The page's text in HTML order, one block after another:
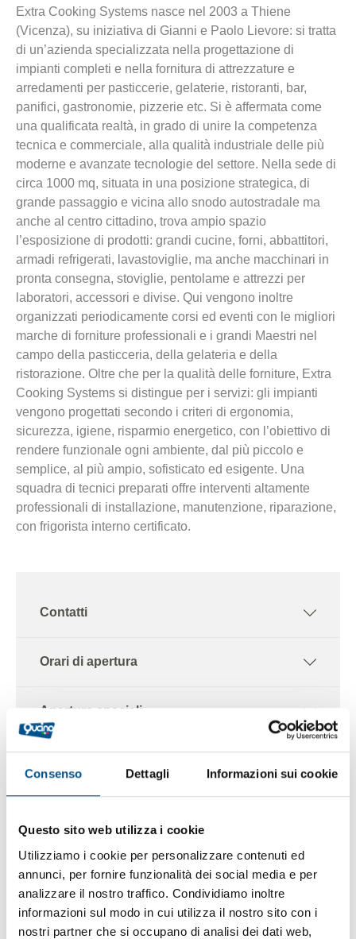
Consenso Dettagli Informazioni sui cookie
Questo sito web utilizza i cookie
Utilizziamo i cookie per personalizzare contenuti ed
annunci, per fornire funzionalità dei social media e per
analizzare il nostro traffico. Condividiamo inoltre
informazioni sul modo in cui utilizza il nostro sito con i
nostri partner che si occupano di analisi dei dati web,
Extra Cooking Systems nasce nel 2003 a Thiene
(Vicenza), su iniziativa di Gianni e Paolo Lievore: si tratta
di un’azienda specializzata nella progettazione di
impianti completi e nella fornitura di attrezzature e
arredamenti per pasticcerie, gelaterie, ristoranti, bar,
panifici, gastronomie, pizzerie etc. Si è affermata come
una qualificata realtà, in grado di unire la competenza
tecnica e commerciale, alla qualità industriale delle più
moderne e avanzate tecnologie del settore. Nella sede di
circa 1000 mq, situata in una posizione strategica, di
grande passaggio e vicina allo snodo autostradale ma
anche al centro cittadino, trova ampio spazio
l’esposizione di prodotti: grandi cucine, forni, abbattitori,
armadi refrigerati, lavastoviglie, ma anche macchinari in
pronta consegna, stoviglie, pentolame e attrezzi per
laboratori, accessori e divise. Qui vengono inoltre
organizzati periodicamente corsi ed eventi con le migliori
marche di forniture professionali e i grandi Maestri nel
campo della pasticceria, della gelateria e della
ristorazione. Oltre che per la qualità delle forniture, Extra
Cooking Systems si distingue per i servizi: gli impianti
vengono progettati secondo i criteri di ergonomia,
sicurezza, igiene, risparmio energetico, con l’obiettivo di
rendere funzionale ogni ambiente, dal più piccolo e
semplice, al più ampio, sofisticato ed esigente. Una
squadra di tecnici preparati offre interventi altamente
professionali di installazione, manutenzione, riparazione,
con frigorista interno certificato.
Contatti
Orari di apertura
Aperture speciali